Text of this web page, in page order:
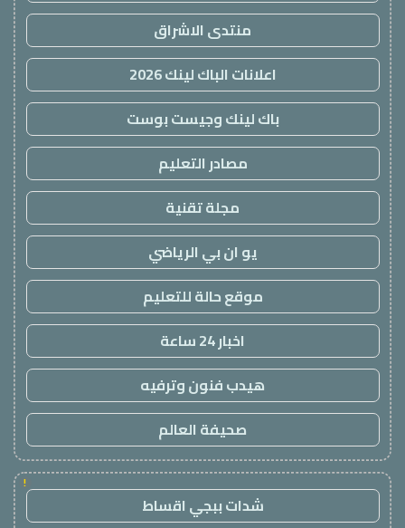
منتدى الاشراق
اعلانات الباك لينك 2026
باك لينك وجيست بوست
مصادر التعليم
مجلة تقنية
يو ان بي الرياضي
موقع حالة للتعليم
اخبار 24 ساعة
هيدب فنون وترفيه
صحيفة العالم
!
شدات ببجي اقساط